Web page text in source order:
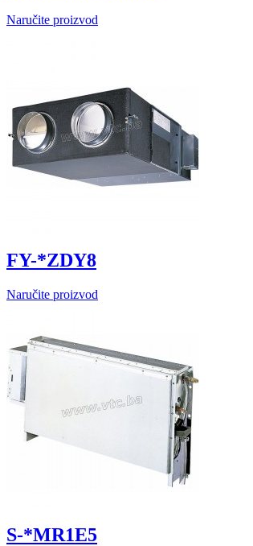
Naručite proizvod
FY-*ZDY8
Naručite proizvod
S-*MR1E5